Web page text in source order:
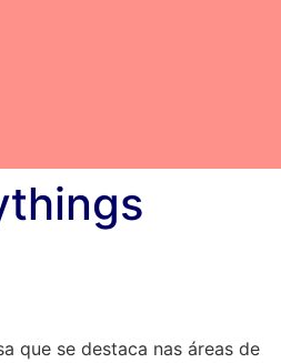
que se destaca nas áreas de